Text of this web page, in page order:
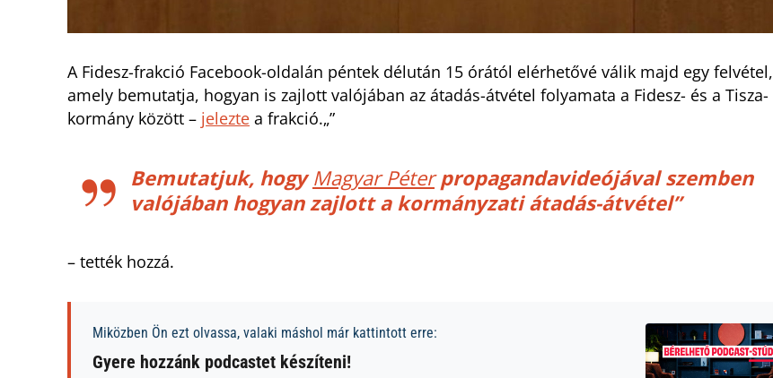
A Fidesz-frakció Facebook-oldalán péntek délután 15 órától elérhetővé válik majd egy felvétel,
amely bemutatja, hogyan is zajlott valójában az átadás-átvétel folyamata a Fidesz- és a Tisza-
kormány között – jelezte a frakció.„”
Bemutatjuk, hogyMagyar Péterpropagandavideójával szemben
valójában hogyan zajlott a kormányzati átadás-átvétel”
– tették hozzá.
Miközben Ön ezt olvassa, valaki máshol már kattintott erre:
Gyere hozzánk podcastet készíteni!